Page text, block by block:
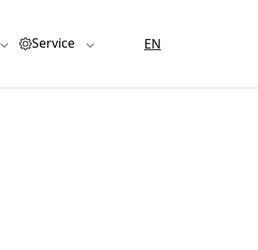
Submenu for "Info"
Service Submenu for "Service"
EN